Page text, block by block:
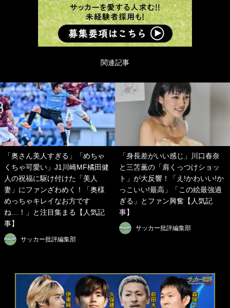
関連記事
「奥さん美人すぎる」「めちゃ
くちゃ可愛い」J1川崎MF橘田健
人の祝福に駆け付けた「美人
妻」にファンざわめく！「奥様
めっちゃキレイなお方です
ね…！」と注目集まる【人気記
事】
サッカー批評編集部
「身長差がいい感じ」川口春奈
と三笘薫の「肩くっつけショッ
ト」が大反響！「え!かわいい!か
っこいい!最高」「この絵最強過
ぎる」とファン興奮【人気記
事】
サッカー批評編集部